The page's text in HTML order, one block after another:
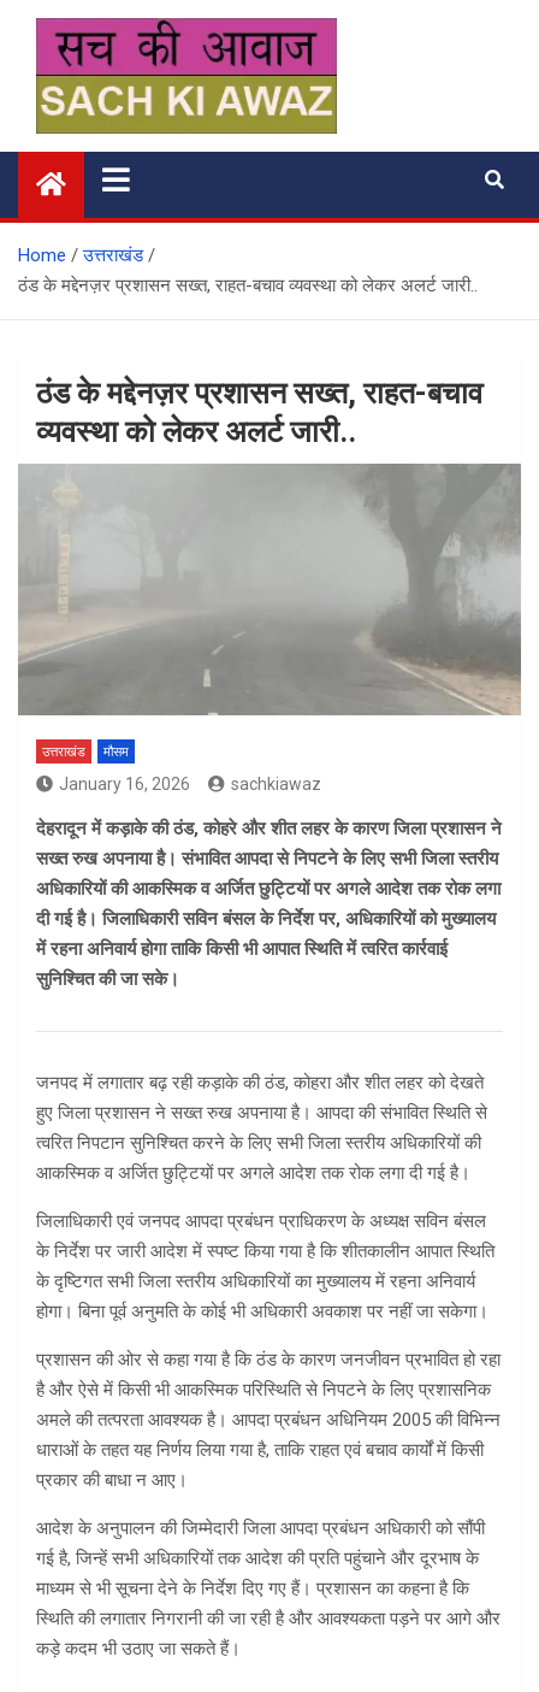
content
सच की आवाज
Home
उत्तराखंड
ठंड के मद्देनज़र प्रशासन सख्त, राहत-बचाव व्यवस्था को लेकर अलर्ट जारी..
ठंड के मद्देनज़र प्रशासन सख्त, राहत-बचाव
व्यवस्था को लेकर अलर्ट जारी..
उत्तराखंड मौसम
January 16, 2026 sachkiawaz
देहरादून में कड़ाके की ठंड, कोहरे और शीत लहर के कारण जिला प्रशासन ने
सख्त रुख अपनाया है। संभावित आपदा से निपटने के लिए सभी जिला स्तरीय
अधिकारियों की आकस्मिक व अर्जित छुट्टियों पर अगले आदेश तक रोक लगा
दी गई है। जिलाधिकारी सविन बंसल के निर्देश पर, अधिकारियों को मुख्यालय
में रहना अनिवार्य होगा ताकि किसी भी आपात स्थिति में त्वरित कार्रवाई
सुनिश्चित की जा सके।
जनपद में लगातार बढ़ रही कड़ाके की ठंड, कोहरा और शीत लहर को देखते
हुए जिला प्रशासन ने सख्त रुख अपनाया है। आपदा की संभावित स्थिति से
त्वरित निपटान सुनिश्चित करने के लिए सभी जिला स्तरीय अधिकारियों की
आकस्मिक व अर्जित छुट्टियों पर अगले आदेश तक रोक लगा दी गई है।
जिलाधिकारी एवं जनपद आपदा प्रबंधन प्राधिकरण के अध्यक्ष सविन बंसल
के निर्देश पर जारी आदेश में स्पष्ट किया गया है कि शीतकालीन आपात स्थिति
के दृष्टिगत सभी जिला स्तरीय अधिकारियों का मुख्यालय में रहना अनिवार्य
होगा। बिना पूर्व अनुमति के कोई भी अधिकारी अवकाश पर नहीं जा सकेगा।
प्रशासन की ओर से कहा गया है कि ठंड के कारण जनजीवन प्रभावित हो रहा
है और ऐसे में किसी भी आकस्मिक परिस्थिति से निपटने के लिए प्रशासनिक
अमले की तत्परता आवश्यक है। आपदा प्रबंधन अधिनियम 2005 की विभिन्न
धाराओं के तहत यह निर्णय लिया गया है, ताकि राहत एवं बचाव कार्यों में किसी
प्रकार की बाधा न आए।
आदेश के अनुपालन की जिम्मेदारी जिला आपदा प्रबंधन अधिकारी को सौंपी
गई है, जिन्हें सभी अधिकारियों तक आदेश की प्रति पहुंचाने और दूरभाष के
माध्यम से भी सूचना देने के निर्देश दिए गए हैं। प्रशासन का कहना है कि
स्थिति की लगातार निगरानी की जा रही है और आवश्यकता पड़ने पर आगे और
कड़े कदम भी उठाए जा सकते हैं।